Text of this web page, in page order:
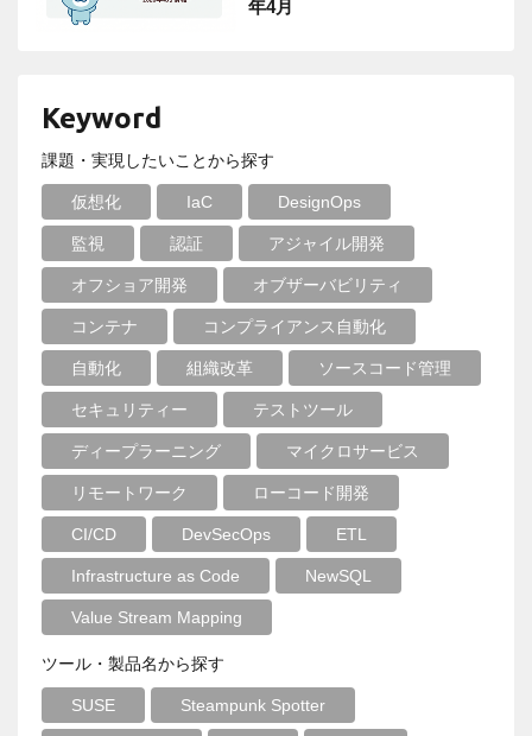
年4月
Keyword
課題・実現したいことから探す
仮想化 IaC DesignOps
監視 認証 アジャイル開発
オフショア開発 オブザーバビリティ
コンテナ コンプライアンス自動化
自動化 組織改革 ソースコード管理
セキュリティー テストツール
ディープラーニング マイクロサービス
リモートワーク ローコード開発
CI/CD DevSecOps ETL
Infrastructure as Code NewSQL
Value Stream Mapping
ツール・製品名から探す
SUSE Steampunk Spotter